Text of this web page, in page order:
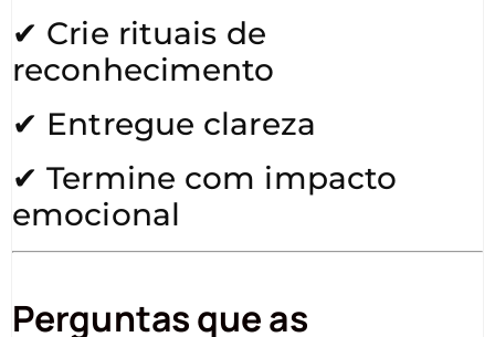
✔ Crie rituais de
reconhecimento
✔ Entregue clareza
✔ Termine com impacto
emocional
Perguntas que as